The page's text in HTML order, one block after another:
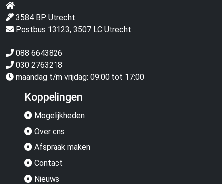
3584 BP Utrecht
Postbus 13123, 3507 LC Utrecht
088 6643826
030 2763218
maandag t/m vrijdag: 09:00 tot 17:00
Koppelingen
Mogelijkheden
Over ons
Afspraak maken
Contact
Nieuws